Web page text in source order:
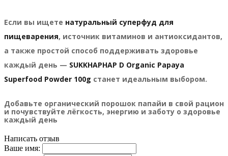
Если вы ищете натуральный суперфуд для
пищеварения, источник витаминов и антиоксидантов,
а также простой способ поддерживать здоровье
каждый день — SUKKHAPHAP D Organic Papaya
Superfood Powder 100g станет идеальным выбором.
Добавьте органический порошок папайи в свой рацион
и почувствуйте лёгкость, энергию и заботу о здоровье
каждый день
Написать отзыв
Ваше имя: